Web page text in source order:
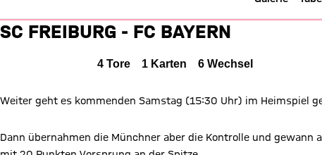
Zwischenergebnis:
0 zu 2 nach Erste Halbzeit
Zum Spielbericht
Liveticker: Freiburg vs. FC
SC FREIBURG - FC BAYERN
4 Tore 1 Karten 6 Wechsel
Weiter geht es kommenden Samstag (15:30 Uhr) im Heimspiel
Dann übernahmen die Münchner aber die Kontrolle und gewann